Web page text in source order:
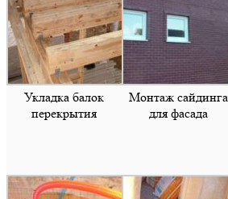
Укладка балок
перекрытия
Монтаж сайдинга
для фасада